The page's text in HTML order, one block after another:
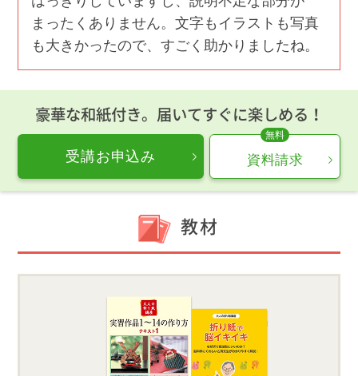
まったくありません。文字もイラストも写真
も大きかったので、すごく助かりましたね。
豪華な和紙付き。届いてすぐに楽しめる！
受講お申込み 資料請求
教材